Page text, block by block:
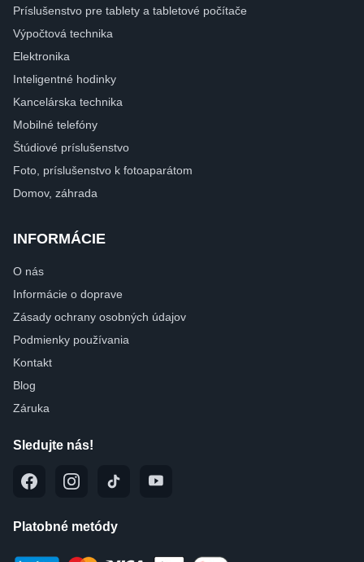
Príslušenstvo pre tablety a tabletové počítače
Výpočtová technika
Elektronika
Inteligentné hodinky
Kancelárska technika
Mobilné telefóny
Štúdiové príslušenstvo
Foto, príslušenstvo k fotoaparátom
Domov, záhrada
INFORMÁCIE
O nás
Informácie o doprave
Zásady ochrany osobných údajov
Podmienky používania
Kontakt
Blog
Záruka
Sledujte nás!
Platobné metódy